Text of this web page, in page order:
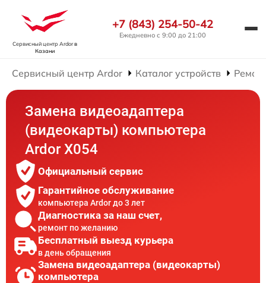
Сервисный центр Ardorв
Казани
+7 (843) 254-50-42
Ежедневно с 9:00 до 21:00
Сервисный центр Ardor Каталог устройств
Замена видеоадаптера
(видеокарты) компьютера
Ardor X054
Официальный сервис
Гарантийное обслуживание
компьютера Ardor до 3 лет
Диагностика за наш счет,
ремонт по желанию
Бесплатный выезд курьера
в день обращения
Замена видеоадаптера (видеокарты)
компьютера